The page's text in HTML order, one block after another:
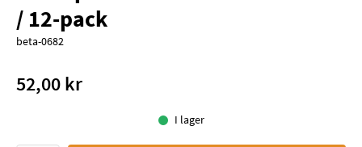
/ 12-pack
beta-0682
52,00 kr
I lager